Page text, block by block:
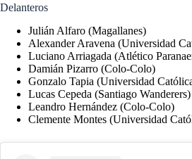
Delanteros
Julián Alfaro (Magallanes)
Alexander Aravena (Universidad
Luciano Arriagada (Atlético
Damián Pizarro (Colo-Colo)
Gonzalo Tapia (Universidad
Lucas Cepeda (Santiago Wanderers)
Leandro Hernández (Colo-Colo)
Clemente Montes (Universidad